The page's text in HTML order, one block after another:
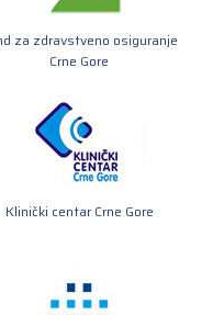
za zdravstveno osiguranje
Crne Gore
Klinički centar Crne Gore